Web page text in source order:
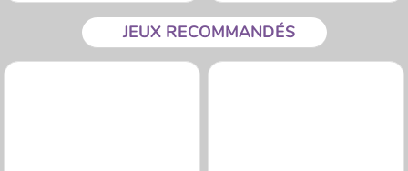
JEUX RECOMMANDÉS